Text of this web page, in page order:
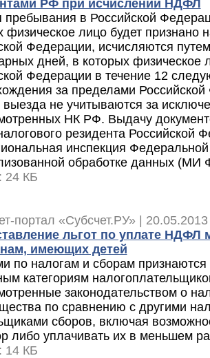
РФ при исчислении НДФЛ
пребывания в Российской
физическое лицо будет признано
Федерации, исчисляются
дней, в которых физическое
Федерации в течение 12
за пределами
выезда не учитываются за
НК РФ. Выдачу
резидента Российской
инспекция
обработке данных
24 КБ
портал «Субсчет.РУ» |
льгот по уплате
имеющих детей
по налогам и сборам
категориям
законодательством о
по сравнению с другими
сборов, включая
либо уплачивать их в меньшем
14 КБ